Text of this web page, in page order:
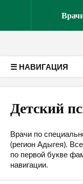
☰ НАВИГАЦИЯ
Детский
Врачи по
(регион Адыгея).
по первой букве
навигации.